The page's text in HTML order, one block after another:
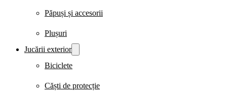
Păpuși și accesorii
Plușuri
Jucării exterior
Biciclete
Căști de protecție